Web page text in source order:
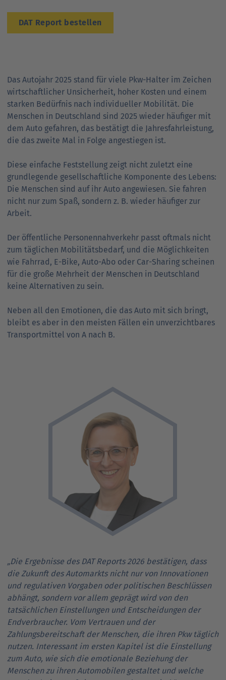
Ansprechpartner
Go
Go
to
Nachrichten
Pressekontakt
parent
navigation
DAT Report bestellen
Das Autojahr 2025 stand für viele Pkw-Halter im Zeichen
wirtschaftlicher Unsicherheit, hoher Kosten und einem
starken Bedürfnis nach individueller Mobilität. Die
Menschen in Deutschland sind 2025 wieder häufiger mit
dem Auto gefahren, das bestätigt die Jahresfahrleistung,
die das zweite Mal in Folge angestiegen ist.
Diese einfache Feststellung zeigt nicht zuletzt eine
grundlegende gesellschaftliche Komponente des Lebens:
Die Menschen sind auf ihr Auto angewiesen. Sie fahren
nicht nur zum Spaß, sondern z. B. wieder häufiger zur
Arbeit.
Der öffentliche Personennahverkehr passt oftmals nicht
zum täglichen Mobilitätsbedarf, und die Möglichkeiten
wie Fahrrad, E-Bike, Auto-Abo oder Car-Sharing scheinen
für die große Mehrheit der Menschen in Deutschland
keine Alternativen zu sein.
Neben all den Emotionen, die das Auto mit sich bringt,
bleibt es aber in den meisten Fällen ein unverzichtbares
Transportmittel von A nach B.
„Die Ergebnisse des DAT Reports 2026 bestätigen, dass
die Zukunft des Automarkts nicht nur von Innovationen
und regulativen Vorgaben oder politischen Beschlüssen
abhängt, sondern vor allem geprägt wird von den
tatsächlichen Einstellungen und Entscheidungen der
Endverbraucher. Vom Vertrauen und der
Zahlungsbereitschaft der Menschen, die ihren Pkw täglich
nutzen. Interessant im ersten Kapitel ist die Einstellung
zum Auto, wie sich die emotionale Beziehung der
Menschen zu ihren Automobilen gestaltet und welche